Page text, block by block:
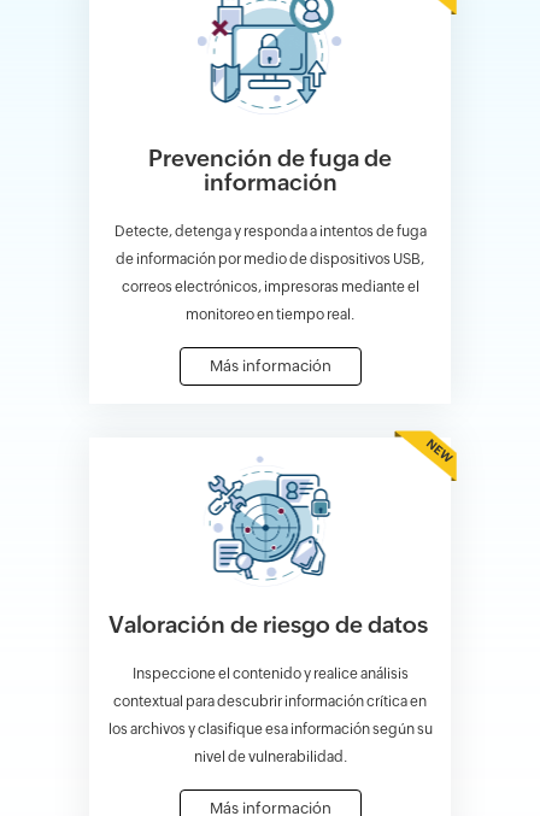
Prevención de fuga de
información
Detecte, detenga y responda a intentos de fuga
de información por medio de dispositivos USB,
correos electrónicos, impresoras mediante el
monitoreo en tiempo real.
Más información
NEW
Valoración de riesgo de datos
Inspeccione el contenido y realice análisis
contextual para descubrir información crítica en
los archivos y clasifique esa información según su
nivel de vulnerabilidad.
Más información